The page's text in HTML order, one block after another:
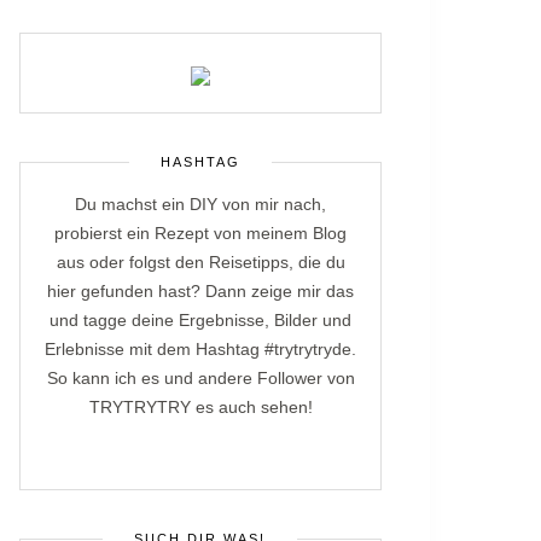
HASHTAG
Du machst ein DIY von mir nach,
probierst ein Rezept von meinem Blog
aus oder folgst den Reisetipps, die du
hier gefunden hast? Dann zeige mir das
und tagge deine Ergebnisse, Bilder und
Erlebnisse mit dem Hashtag #trytrytryde.
So kann ich es und andere Follower von
TRYTRYTRY es auch sehen!
SUCH DIR WAS!